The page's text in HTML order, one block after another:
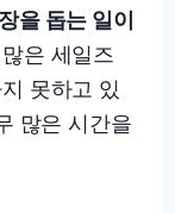
을 돕는 일이
은 세일즈
못하고 있
많은 시간을